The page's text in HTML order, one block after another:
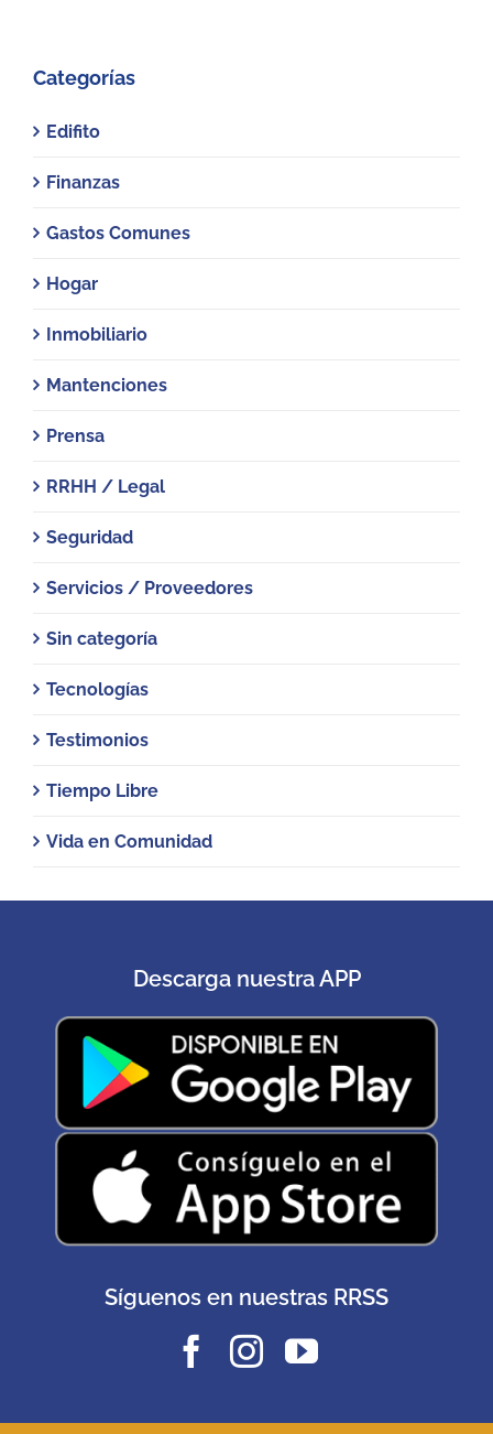
Categorías
Edifito
Finanzas
Gastos Comunes
Hogar
Inmobiliario
Mantenciones
Prensa
RRHH / Legal
Seguridad
Servicios / Proveedores
Sin categoría
Tecnologías
Testimonios
Tiempo Libre
Vida en Comunidad
Descarga nuestra APP
Síguenos en nuestras RRSS